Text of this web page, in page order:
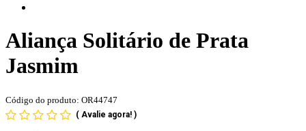
Aliança Solitário de Prata
Jasmim
Código do produto: OR44747
( Avalie agora! )